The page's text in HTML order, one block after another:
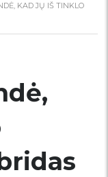
KAD JŲ IŠ TINKLO